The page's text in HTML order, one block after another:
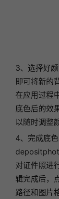
3、 选择好
即可将新的
在应用过程
底色后的效
以随时调整
4、完成底
对证件照进
辑完成后，
路径和图片